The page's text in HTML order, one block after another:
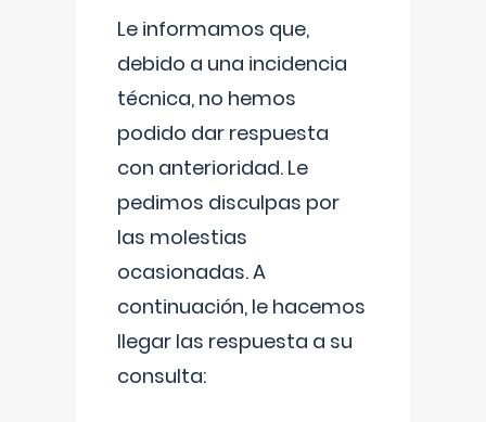
Le informamos que,
debido a una incidencia
técnica, no hemos
podido dar respuesta
con anterioridad. Le
pedimos disculpas por
las molestias
ocasionadas. A
continuación, le hacemos
llegar las respuesta a su
consulta: